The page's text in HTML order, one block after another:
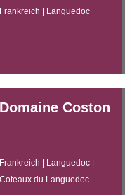
Frankreich | Languedoc
Domaine Coston
Frankreich | Languedoc |
Coteaux du Languedoc